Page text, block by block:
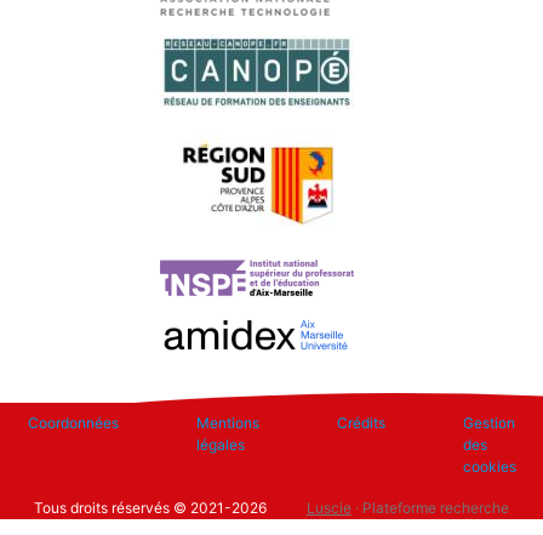
Coordonnées
Mentions
légales
Crédits
Gestion
des
cookies
Tous droits réservés © 2021-2026 Luscie· Plateforme recherche